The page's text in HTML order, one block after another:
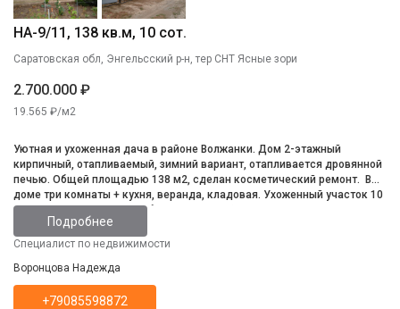
НА-9/11, 138 кв.м, 10 сот.
Саратовская обл, Энгельсский р-н, тер СНТ Ясные зори
2.700.000 ₽
19.565 ₽/м2
Уютная и ухоженная дача в районе Волжанки. Дом 2-этажный
кирпичный, отапливаемый, зимний вариант, отапливается дровянной
печью. Общей площадью 138 м2, сделан косметический ремонт. В
доме три комнаты + кухня, веранда, кладовая. Ухоженный участок 10
соток, имеется теплица, баня с комнатой отдыха, туалет, душ,
плодоносящий сад с большим количеством плодовых деревьев и
кустарников, парковка на 3 авто, огорожен забором. Всё остаётся.
Подробнее
Специалист по недвижимости
Воронцова Надежда
+79085598872